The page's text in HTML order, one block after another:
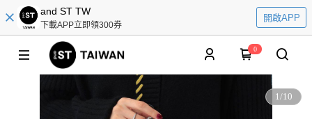
and ST TW
下載APP立即領300券
開啟APP
0
1/10